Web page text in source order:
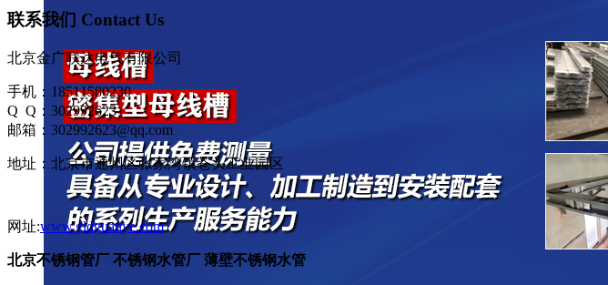
联系我们 Contact Us
北京金广联达电气有限公司
手机：18511580230
Q Q：302992623
邮箱：302992623@qq.com
地址：北京市通州区张家湾镇苍头工业园区
网址:www.gldguanye.com
北京不锈钢管厂 不锈钢水管厂 薄壁不锈钢水管